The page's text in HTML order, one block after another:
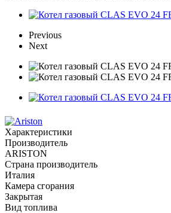
Previous
Next
Характеристики
Производитель
ARISTON
Страна производитель
Италия
Камера сгорания
Закрытая
Вид топлива